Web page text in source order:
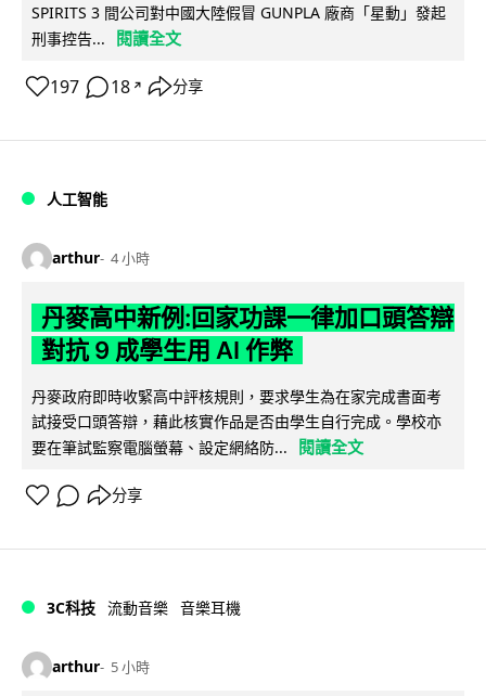
SPIRITS 3 間公司對中國大陸假冒 GUNPLA 廠商「星動」發起
刑事控告...
閱讀全文
197 18 ↗ 分享
人工智能
arthur 4 小時
丹麥高中新例:回家功課一律加口頭答辯
對抗 9 成學生用 AI 作弊
丹麥政府即時收緊高中評核規則，要求學生為在家完成書面考
試接受口頭答辯，藉此核實作品是否由學生自行完成。學校亦
要在筆試監察電腦螢幕、設定網絡防...
閱讀全文
分享
3C科技 流動音樂 音樂耳機
arthur 5 小時